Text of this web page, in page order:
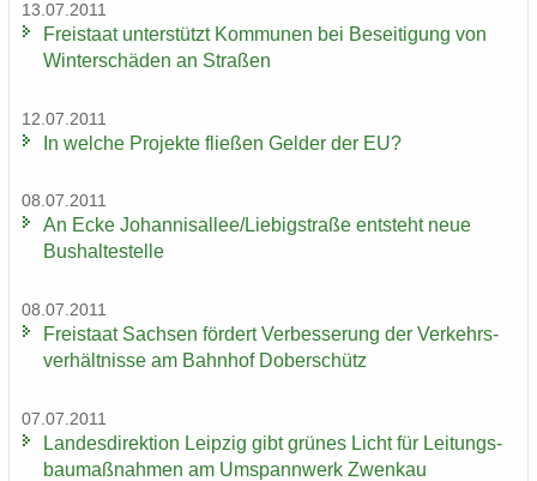
13.07.2011
Frei­staat un­ter­stützt Kom­mu­nen bei Be­sei­ti­gung von
Win­ter­schä­den an Stra­ßen
12.07.2011
In wel­che Pro­jek­te flie­ßen Gel­der der EU?
08.07.2011
An Ecke Jo­han­ni­s­al­lee/Lie­big­stra­ße ent­steht neue
Bus­hal­te­stel­le
08.07.2011
Frei­staat Sach­sen för­dert Ver­bes­se­rung der Ver­kehrs­
ver­hält­nis­se am Bahn­hof Do­ber­schütz
07.07.2011
Lan­des­di­rek­ti­on Leip­zig gibt grü­nes Licht für Lei­tungs­
bau­maß­nah­men am Um­spann­werk Zwenkau